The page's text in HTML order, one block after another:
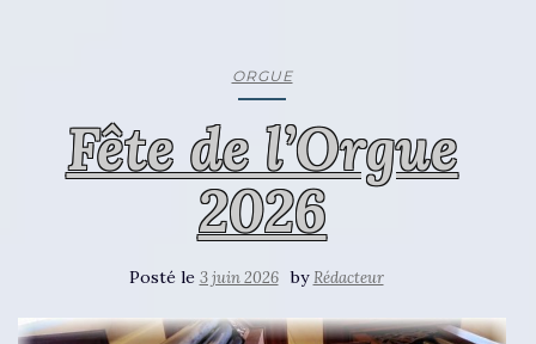
ORGUE
Fête de l’Orgue
2026
Posté le 3 juin 2026 byRédacteur